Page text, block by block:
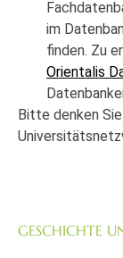
im
finden. Zu
Orientalis
Bitte denken
GESCHICHTE